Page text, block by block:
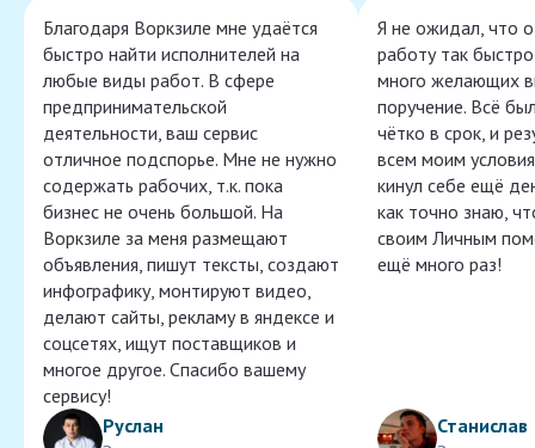
Благодаря Воркзиле мне удаётся
быстро найти исполнителей на
любые виды работ. В сфере
предпринимательской
деятельности, ваш сервис
отличное подспорье. Мне не нужно
содержать рабочих, т.к. пока
бизнес не очень большой. На
Воркзиле за меня размещают
объявления, пишут тексты, создают
инфографику, монтируют видео,
делают сайты, рекламу в яндексе и
соцсетях, ищут поставщиков и
многое другое. Спасибо вашему
сервису!
Руслан
Я не ожидал, что
работу так
много желающих
поручение. Всё
чётко в срок, и
всем моим
кинул себе ещё
как точно знаю,
своим Личным
ещё много раз!
Станислав